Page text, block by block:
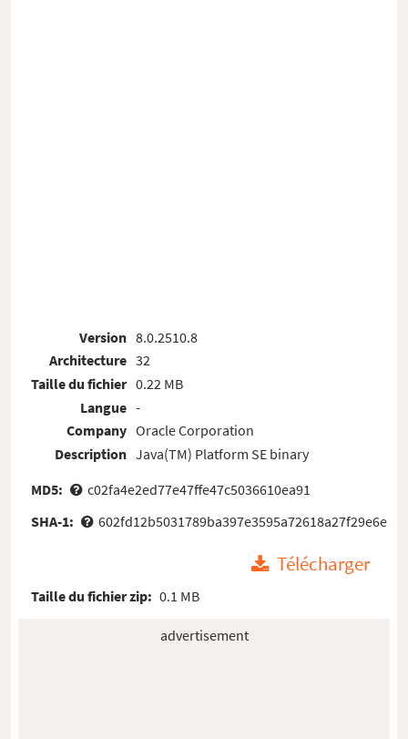
Version
Architecture
Taille du fichier
Langue
Company
Description
8.0.2510.8
32
0.22 MB
-
Oracle Corporation
Java(TM) Platform SE binary
MD5:
c02fa4e2ed77e47ffe47c5036610ea91
SHA-1:
602fd12b5031789ba397e3595a72618a27f29e6e
Télécharger
Taille du fichier zip: 0.1 MB
advertisement